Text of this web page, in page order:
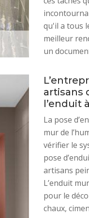
qu'il a tous
meilleur
un
artisans
l’enduit
La pose
mur de
vérifier le
pose
artisans
L’enduit
pour le
chaux,